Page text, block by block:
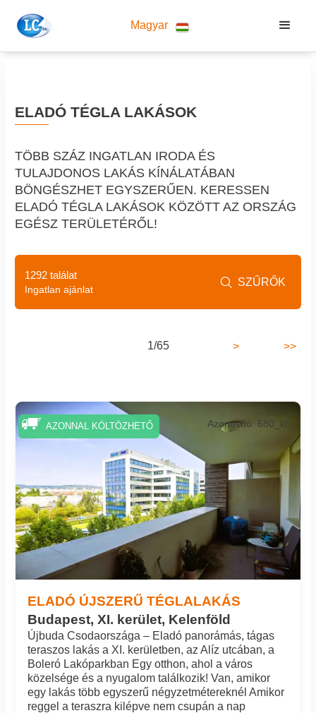
Magyar
ELADÓ TÉGLA LAKÁSOK
TÖBB SZÁZ INGATLAN IRODA ÉS
TULAJDONOS LAKÁS KÍNÁLATÁBAN
BÖNGÉSZHET EGYSZERŰEN. KERESSEN
ELADÓ TÉGLA LAKÁSOK KÖZÖTT AZ ORSZÁG
EGÉSZ TERÜLETÉRŐL!
1/65 > >>
ELADÓ ÚJSZERŰ TÉGLALAKÁS
Budapest, XI. kerület, Kelenföld
Azonosító: 680_kh
Újbuda Csodaországa – Eladó panorámás, tágas
teraszos lakás a XI. kerületben, az Alíz utcában, a
Boleró Lakóparkban Egy otthon, ahol a város
közelsége és a nyugalom találkozik! Van, amikor
egy lakás több egyszerű négyzetmétereknél Amikor
reggel a teraszra kilépve nem csupán a nap
AZONNAL KÖLTÖZHETŐ
1292 találat
Ingatlan ajánlat
 SZŰRŐK